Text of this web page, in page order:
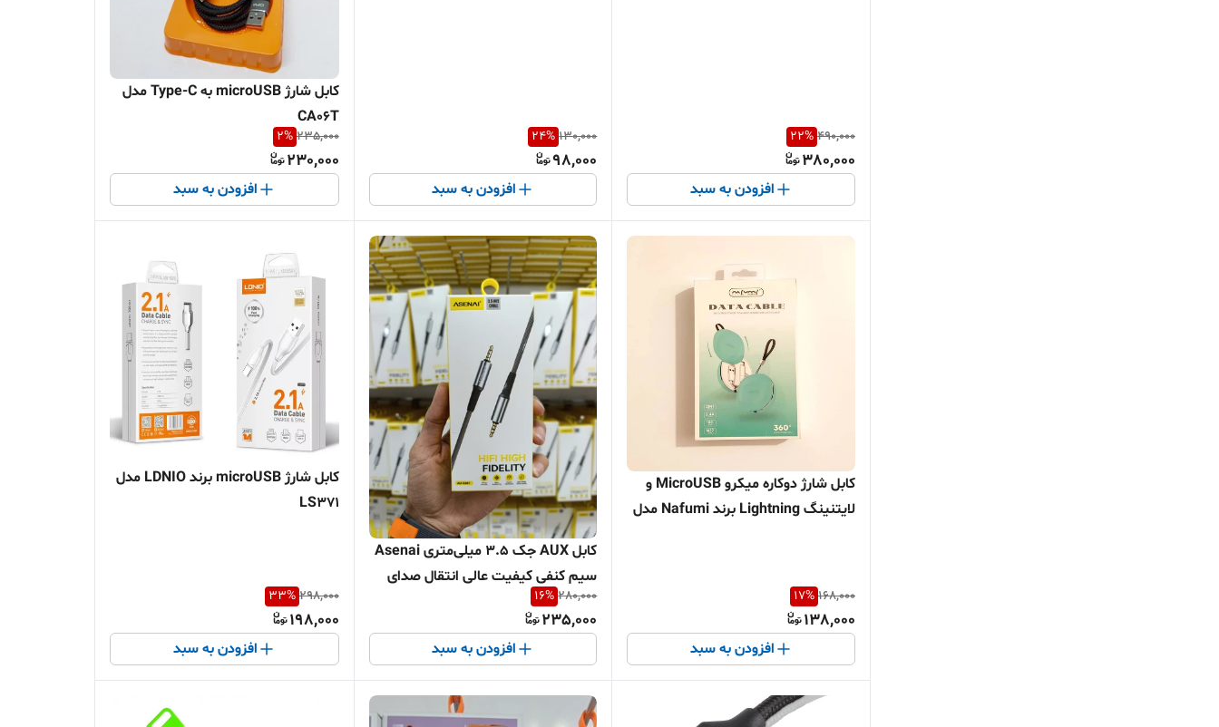
490,000
22%
380,000
افزودن به سبد
130,000
24%
98,000
افزودن به سبد
کابل شارژ microUSB به Type-C مدل
CA06T
235,000
2%
230,000
افزودن به سبد
کابل شارژ دوکاره میکرو MicroUSB و
لایتنینگ Lightning برند Nafumi مدل
168,000
17%
138,000
افزودن به سبد
کابل AUX جک ۳.۵ میلی‌متری Asenai
سیم کنفی کیفیت عالی انتقال صدای
بدون نویز
280,000
16%
235,000
افزودن به سبد
کابل شارژ microUSB برند LDNIO مدل
LS371
298,000
33%
198,000
افزودن به سبد